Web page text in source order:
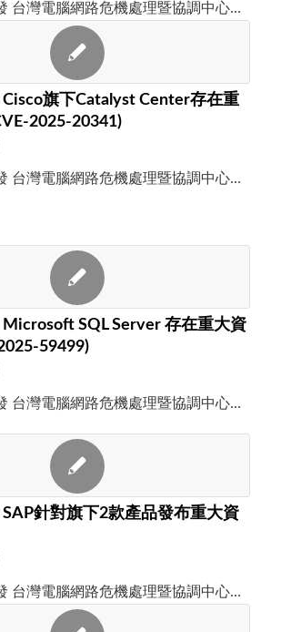
台灣電腦網路危機處理暨協調中心…
Cisco旗下Catalyst Center存在重
2025-20341)
台灣電腦網路危機處理暨協調中心…
Microsoft SQL Server 存在重大資
59499)
台灣電腦網路危機處理暨協調中心…
SAP針對旗下2款產品發布重大資
台灣電腦網路危機處理暨協調中心…